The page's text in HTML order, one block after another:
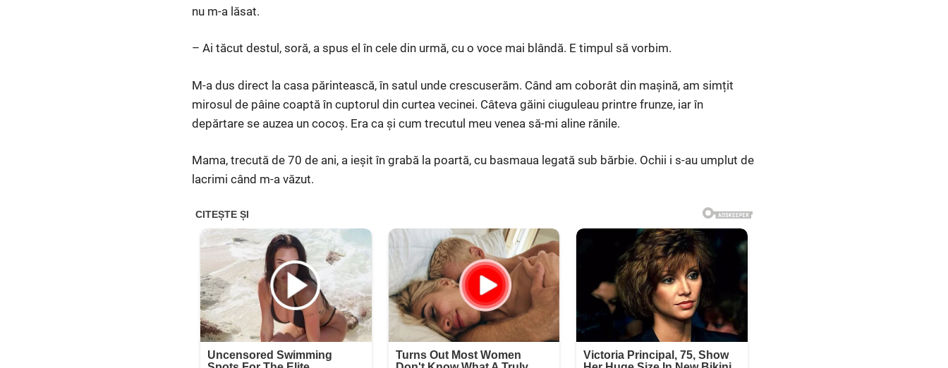
nu m-a lăsat.
– Ai tăcut destul, soră, a spus el în cele din urmă, cu o voce mai blândă. E timpul să vorbim.
M-a dus direct la casa părintească, în satul unde crescuserăm. Când am coborât din mașină, am simțit
mirosul de pâine coaptă în cuptorul din curtea vecinei. Câteva găini ciuguleau printre frunze, iar în
depărtare se auzea un cocoș. Era ca și cum trecutul meu venea să-mi aline rănile.
Mama, trecută de 70 de ani, a ieșit în grabă la poartă, cu basmaua legată sub bărbie. Ochii i s-au umplut de
lacrimi când m-a văzut.